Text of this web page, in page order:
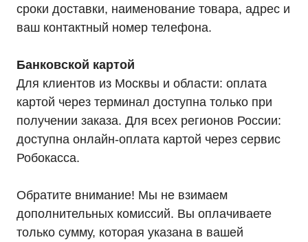
сроки доставки, наименование товара, адрес и
ваш контактный номер телефона.
Банковской картой
Для клиентов из Москвы и области: оплата
картой через терминал доступна только при
получении заказа. Для всех регионов России:
доступна онлайн-оплата картой через сервис
Робокасса.
Обратите внимание! Мы не взимаем
дополнительных комиссий. Вы оплачиваете
только сумму, которая указана в вашей
Мы являемся
официальным
дилером «HIDEN"
Оставьте заявку на подбор ИБП
подобрать подходящий вариант